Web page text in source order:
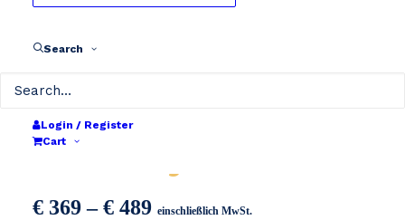
Search
Login / Register
Cart
€ 369 –€ 489Preisspanne:
einschließlich MwSt.